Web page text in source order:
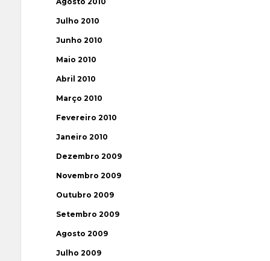
Julho 2010
Junho 2010
Maio 2010
Abril 2010
Março 2010
Fevereiro 2010
Janeiro 2010
Dezembro 2009
Novembro 2009
Outubro 2009
Setembro 2009
Agosto 2009
Julho 2009